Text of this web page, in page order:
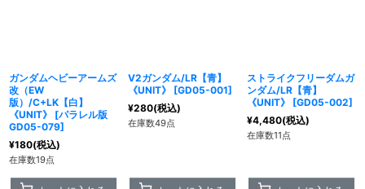
ガンダムヘビーアームズ
改（EW
版）/C+LK【白】
《UNIT》
[パラレル版
GD05-079]
¥180(税込)
在庫数19点
V2ガンダム/LR【青】
《UNIT》
[GD05-001]
¥280(税込)
在庫数49点
ストライクフリーダムガ
ンダム/LR【青】
《UNIT》
[GD05-002]
¥4,480(税込)
在庫数11点